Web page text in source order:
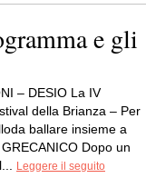
e gli
– DESIO La IV
della Brianza – Per
ballare insieme a
Dopo un
Leggere il seguito